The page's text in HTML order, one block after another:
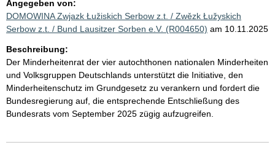
Angegeben von:
DOMOWINA Zwjazk Łužiskich Serbow z.t. / Zwězk Łužyskich
Serbow z.t. / Bund Lausitzer Sorben e.V. (R004650) am 10.11.2025
Beschreibung:
Der Minderheitenrat der vier autochthonen nationalen Minderheiten
und Volksgruppen Deutschlands unterstützt die Initiative, den
Minderheitenschutz im Grundgesetz zu verankern und fordert die
Bundesregierung auf, die entsprechende Entschließung des
Bundesrats vom September 2025 zügig aufzugreifen.